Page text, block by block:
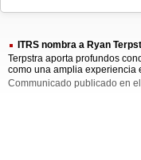
ITRS nombra a Ryan
Terpstra aporta profundos
como una amplia experiencia
Communicado publicado en